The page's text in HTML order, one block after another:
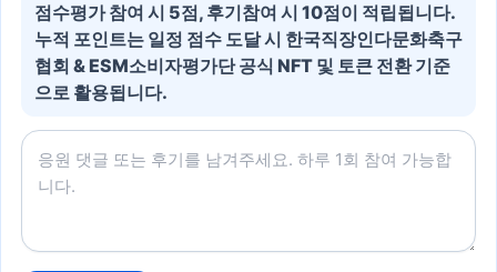
점수평가 참여 시 5점, 후기참여 시 10점이 적립됩니다.
누적 포인트는 일정 점수 도달 시 한국직장인다문화축구
협회 & ESM소비자평가단 공식 NFT 및 토큰 전환 기준
으로 활용됩니다.